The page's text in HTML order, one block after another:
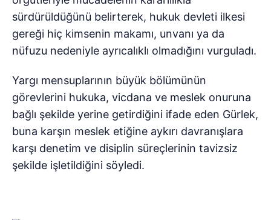
sürdürüldüğünü belirterek, hukuk devleti ilkesi
gereği hiç kimsenin makamı, unvanı ya da
nüfuzu nedeniyle ayrıcalıklı olmadığını vurguladı.
Yargı mensuplarının büyük bölümünün
görevlerini hukuka, vicdana ve meslek onuruna
bağlı şekilde yerine getirdiğini ifade eden Gürlek,
buna karşın meslek etiğine aykırı davranışlara
karşı denetim ve disiplin süreçlerinin tavizsiz
şekilde işletildiğini söyledi.